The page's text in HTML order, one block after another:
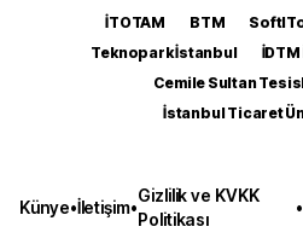
İTOTAM BTM
Teknopark İstanbul
Cemile Sultan
İstanbul Ticaret
Künye•İletişim•
Gizlilik ve KVKK
Politikası
•